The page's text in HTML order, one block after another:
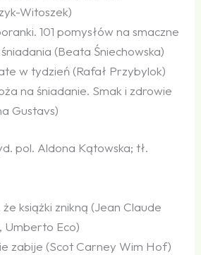
Witoszek)
101 pomysłów na smaczne
(Beata Śniechowska)
w tydzień (Rafał Przybylok)
na śniadanie. Smak i zdrowie
Gustavs)
pol. Aldona Kątowska; tł.
że książki znikną (Jean Claude
Umberto Eco)
zabije (Scot Carney Wim Hof)